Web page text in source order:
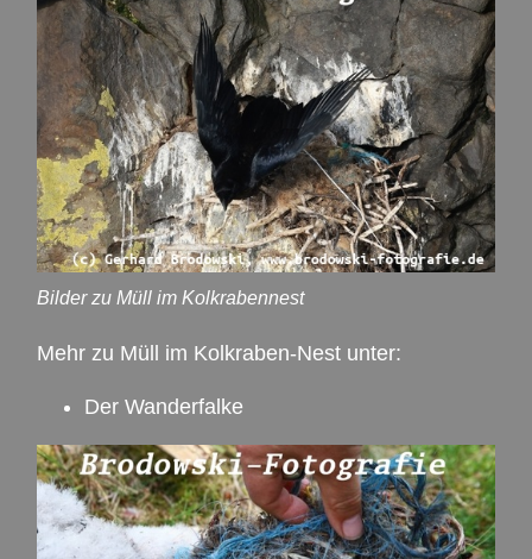
Bilder zu Müll im Kolkrabennest
Mehr zu Müll im Kolkraben-Nest unter:
Der Wanderfalke